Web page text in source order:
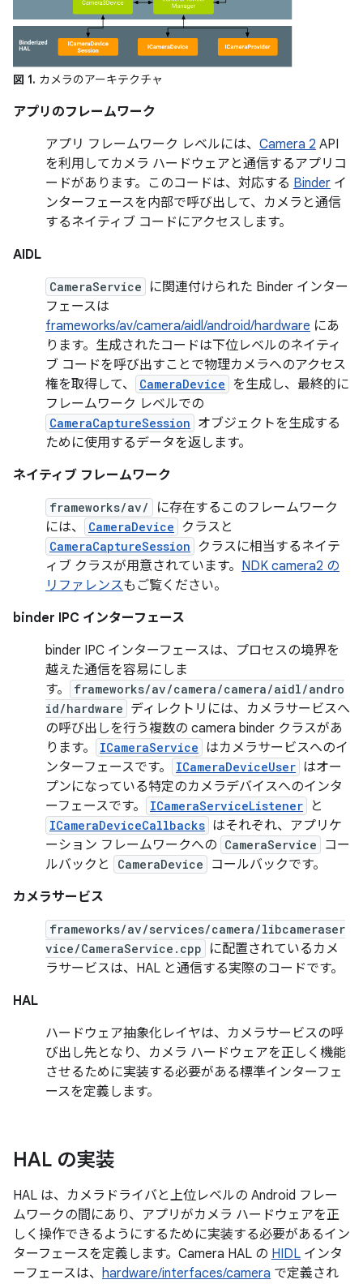
図 1. カメラのアーキテクチャ
アプリのフレームワーク
アプリ フレームワーク レベルには、 Camera 2 API
を利用してカメラ ハードウェアと通信するアプリコ
ードがあります。このコードは、対応する Binder イ
ンターフェースを内部で呼び出して、カメラと通信
するネイティブ コードにアクセスします。
AIDL
CameraService
に関連付けられた Binder インター
フェースは
frameworks/av/camera/aidl/android/hardware にあ
ります。生成されたコードは下位レベルのネイティ
ブ コードを呼び出すことで物理カメラへのアクセス
権を取得して、
CameraDevice を生成し、最終的に
フレームワーク レベルでの
CameraCaptureSession オブジェクトを生成する
ために使用するデータを返します。
ネイティブ フレームワーク
frameworks/av/
に存在するこのフレームワーク
には、
CameraDevice クラスと
CameraCaptureSession
クラスに相当するネイテ
ィブ クラスが用意されています。 NDK camera2 の
リファレンスもご覧ください。
binder IPC インターフェース
binder IPC インターフェースは、プロセスの境界を
越えた通信を容易にしま
す。
frameworks/av/camera/camera/aidl/andro
id/hardware ディレクトリには、カメラサービスへ
の呼び出しを行う複数の camera binder クラスがあ
ります。
ICameraService はカメラサービスへのイ
ンターフェースです。
ICameraDeviceUser はオー
プンになっている特定のカメラデバイスへのインタ
ーフェースです。
ICameraServiceListener と
ICameraDeviceCallbacks はそれぞれ、アプリケ
ーション フレームワークへの CameraService
コー
ルバックと
CameraDevice
コールバックです。
カメラサービス
frameworks/av/services/camera/libcameraser
vice/CameraService.cpp
に配置されているカメ
ラサービスは、HAL と通信する実際のコードです。
HAL
ハードウェア抽象化レイヤは、カメラサービスの呼
び出し先となり、カメラ ハードウェアを正しく機能
させるために実装する必要がある標準インターフェ
ースを定義します。
HAL の実装
HAL は、カメラドライバと上位レベルの Android フレー
ムワークの間にあり、アプリがカメラ ハードウェアを正
しく操作できるようにするために実装する必要があるイン
ターフェースを定義します。Camera HAL の HIDL インタ
ーフェースは、 hardware/interfaces/camera で定義され